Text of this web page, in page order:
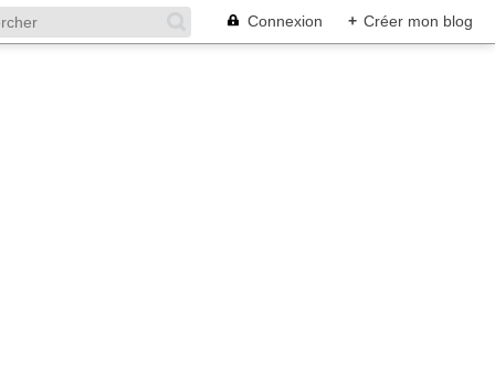
Connexion + Créer mon blog